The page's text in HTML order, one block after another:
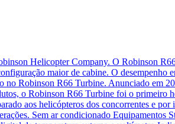
Helicopter Company. O Robinson
maior de cabine. O desempenho
no Robinson R66 Turbine. Anunciado em
o Robinson R66 Turbine foi o primeiro
aos helicópteros dos concorrentes e por
Sem ar condicionado Equipamentos